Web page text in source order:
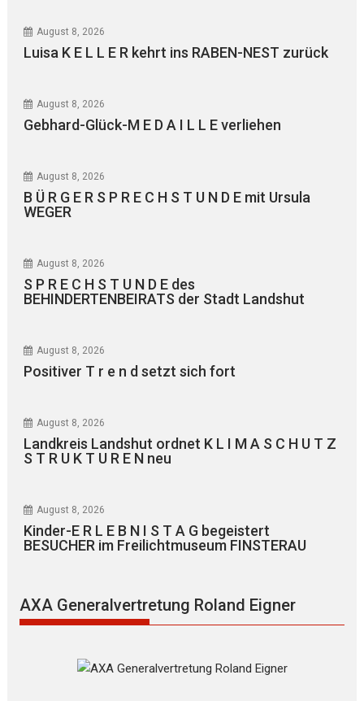
August 8, 2026
Luisa K E L L E R kehrt ins RABEN-NEST zurück
August 8, 2026
Gebhard-Glück-M E D A I L L E verliehen
August 8, 2026
B Ü R G E R S P R E C H S T U N D E mit Ursula
WEGER
August 8, 2026
S P R E C H S T U N D E des
BEHINDERTENBEIRATS der Stadt Landshut
August 8, 2026
Positiver T r e n d setzt sich fort
August 8, 2026
Landkreis Landshut ordnet K L I M A S C H U T Z
S T R U K T U R E N neu
August 8, 2026
Kinder-E R L E B N I S T A G begeistert
BESUCHER im Freilichtmuseum FINSTERAU
AXA Generalvertretung Roland Eigner